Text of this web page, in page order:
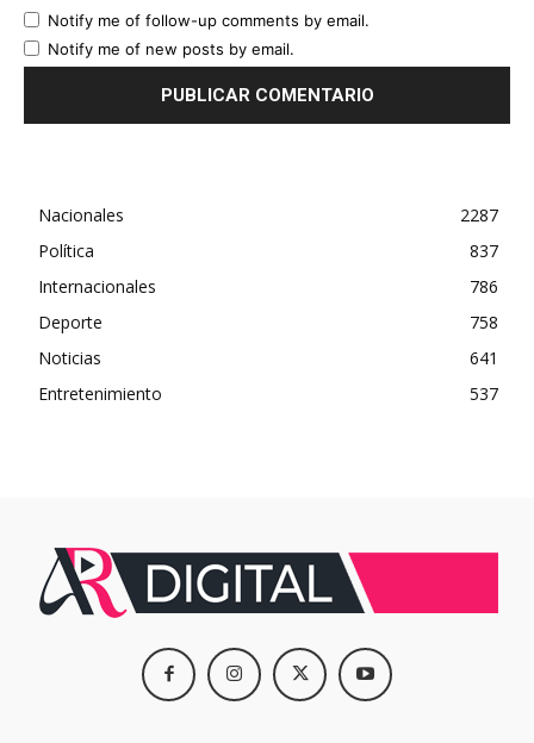
Notify me of follow-up comments by email.
Notify me of new posts by email.
Nacionales
2287
Política
837
Internacionales
786
Deporte
758
Noticias
641
Entretenimiento
537